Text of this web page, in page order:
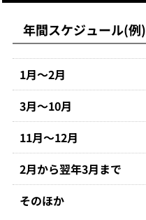
年間スケジュール(例)
1月～2月
3月～10月
11月～12月
2月から翌年3月まで
そのほか